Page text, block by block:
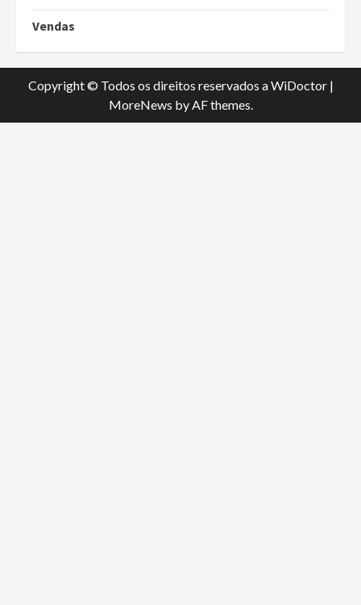
Vendas
Copyright © Todos os direitos reservados a WiDoctor |
MoreNews by AF themes.